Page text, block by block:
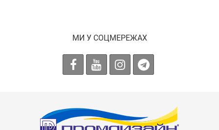
МИ У СОЦМЕРЕЖАХ